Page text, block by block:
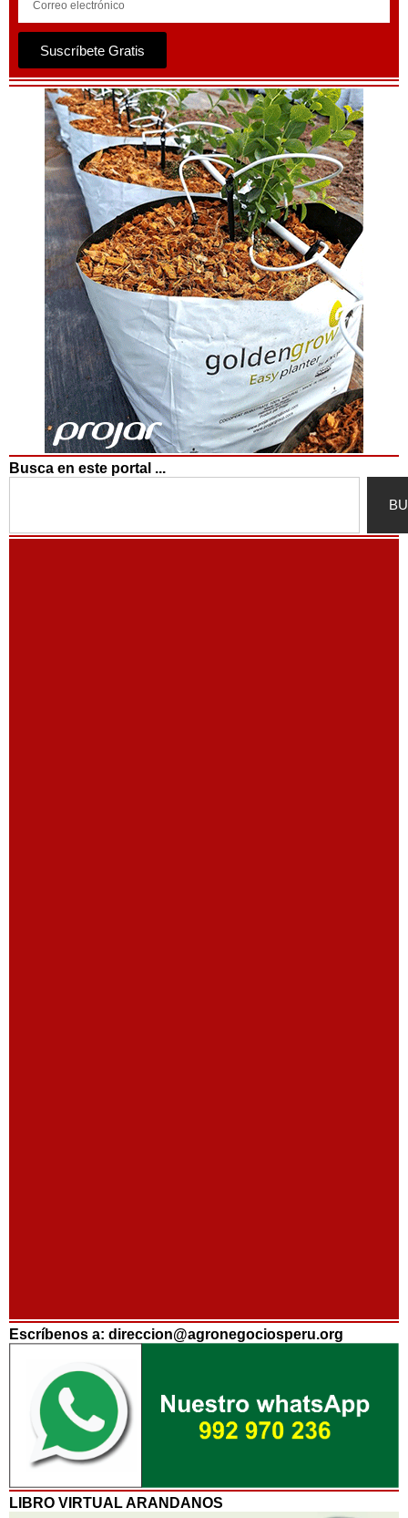
Suscríbete Gratis
Busca en este portal ...
Escríbenos a: direccion@agronegociosperu.org
LIBRO VIRTUAL ARANDANOS